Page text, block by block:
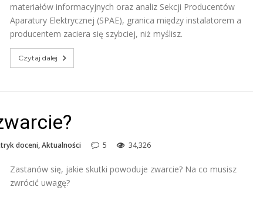
materiałów informacyjnych oraz analiz Sekcji Producentów
Aparatury Elektrycznej (SPAE), granica między instalatorem a
producentem zaciera się szybciej, niż myślisz.
Czytaj dalej
doceni,Aktualności 5 34,326
Zastanów się, jakie skutki powoduje zwarcie? Na co musisz
zwrócić uwagę?